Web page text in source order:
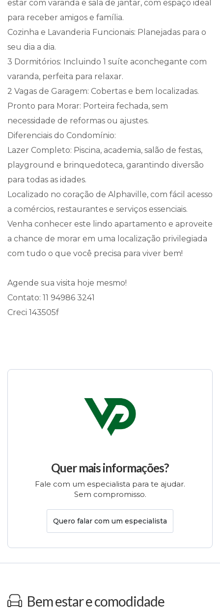
estar com varanda e sala de jantar, com espaço ideal
para receber amigos e família.
Cozinha e Lavanderia Funcionais: Planejadas para o
seu dia a dia.
3 Dormitórios: Incluindo 1 suíte aconchegante com
varanda, perfeita para relaxar.
2 Vagas de Garagem: Cobertas e bem localizadas.
Pronto para Morar: Porteira fechada, sem
necessidade de reformas ou ajustes.
Diferenciais do Condomínio:
Lazer Completo: Piscina, academia, salão de festas,
playground e brinquedoteca, garantindo diversão
para todas as idades.
Localizado no coração de Alphaville, com fácil acesso
a comércios, restaurantes e serviços essenciais.
Venha conhecer este lindo apartamento e aproveite
a chance de morar em uma localização privilegiada
com tudo o que você precisa para viver bem!
Agende sua visita hoje mesmo!
Contato: 11 94986 3241
Creci 143505f
Quer mais informações?
Fale com um especialista para te ajudar.
Sem compromisso.
Quero falar com um especialista
Bem estar e comodidade